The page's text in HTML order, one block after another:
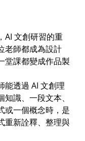
AI 文創研習的重
老師都成為設計
堂課都變成作品製
能透過 AI 文創理
識、一段文本、
或一個概念時，是
重新詮釋、整理與